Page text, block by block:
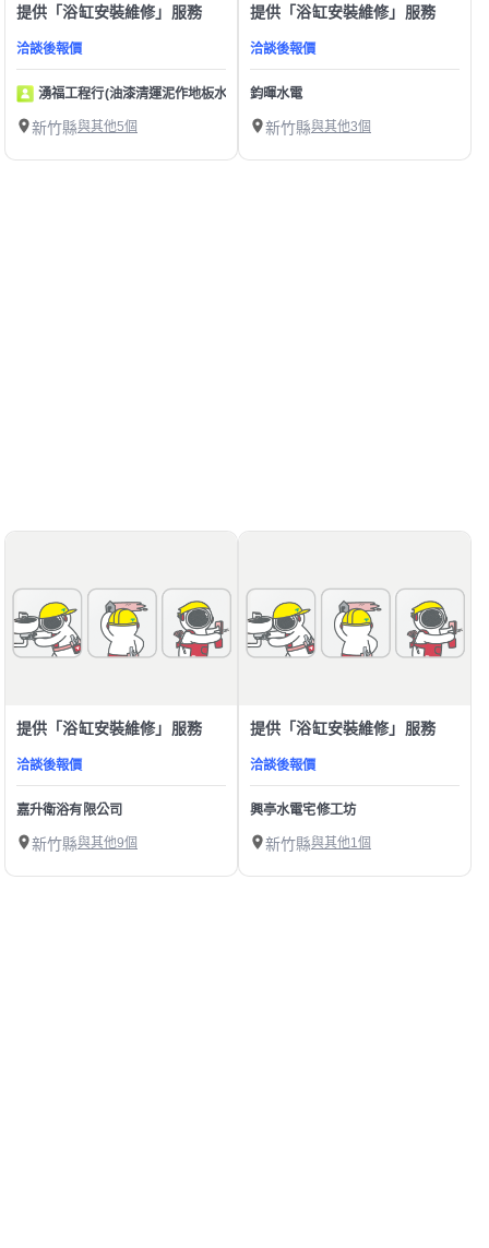
提供「浴缸安裝維修」服務
洽談後報價
湧福工程行(油漆清運泥作地板水電壁紙)
新竹縣與其他5個
提供「浴缸安裝維修」服務
洽談後報價
鈞暉水電
新竹縣與其他3個
提供「浴缸安裝維修」服務
洽談後報價
嘉升衛浴有限公司
新竹縣與其他9個
提供「浴缸安裝維修」服務
洽談後報價
興亭水電宅修工坊
新竹縣與其他1個